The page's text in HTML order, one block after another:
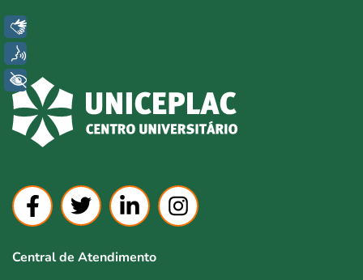
Central de Atendimento
+ Acessibilidade